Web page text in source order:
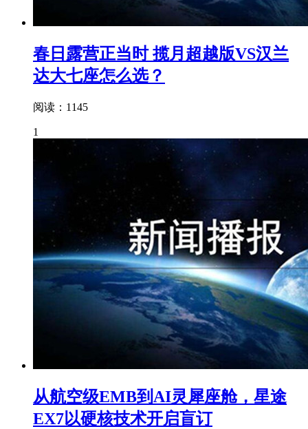
春日露营正当时 揽月超越版VS汉兰
达大七座怎么选？
阅读：1145
1
从航空级EMB到AI灵犀座舱，星途
EX7以硬核技术开启盲订